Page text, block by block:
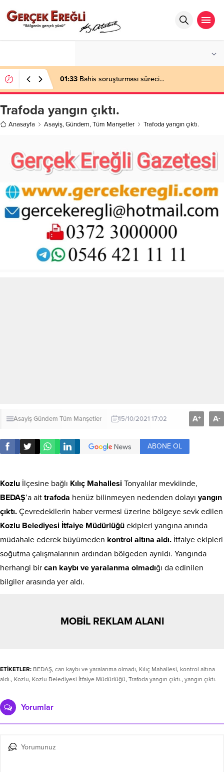
01:33 Bahis soruşturması süreci…
Trafoda yangın çıktı.
Anasayfa Asayiş,Gündem,Tüm Manşetler Trafoda yangın çıktı.
AsayişGündem Tüm Manşetler 15/10/2021 17:02 A+ A-
ABONE OL
Kozlu İlçesine bağlı Kılıç Mahallesi Tonyalılar mevkiinde,
BEDAŞ’a ait trafoda henüz bilinmeyen nedenden dolayı yangın
çıktı. Çevredekilerin haber vermesi üzerine bölgeye sevk edilen
Kozlu Belediyesi İtfaiye Müdürlüğü ekipleri yangına anında
müdahale ederek büyümeden kontrol altına aldı. İtfaiye ekipleri
soğutma çalışmalarının ardından bölgeden ayrıldı. Yangında
herhangi bir can kaybı ve yaralanma olmadığı da edinilen
bilgiler arasında yer aldı.
MOBİL REKLAM ALANI
ETİKETLER: BEDAŞ, can kaybı ve yaralanma olmadı, Kılıç Mahallesi, kontrol altına
aldı., Kozlu, Kozlu Belediyesi İtfaiye Müdürlüğü, Trafoda yangın çıktı., yangın çıktı.
Yorumlar